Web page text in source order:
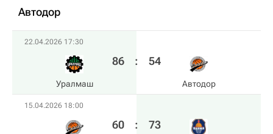
Автодор
22.04.2026 17:30
Уралмаш
86 : 54
Автодор
15.04.2026 18:00
60 : 73